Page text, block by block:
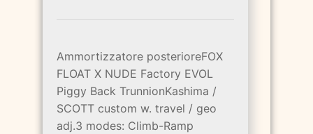
Ammortizzatore posterioreFOX
FLOAT X NUDE Factory EVOL
Piggy Back TrunnionKashima /
SCOTT custom w. travel / geo
adj.3 modes: Climb-Ramp